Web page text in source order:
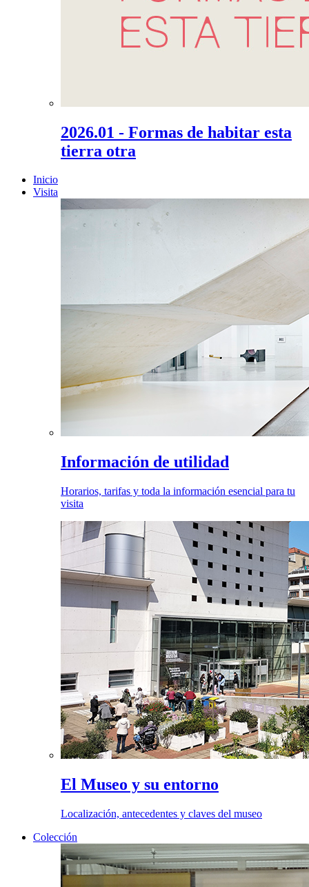
2026.01 - Formas de habitar esta
tierra otra
Inicio
Visita
Información de utilidad
Horarios, tarifas y toda la información esencial para tu
visita
El Museo y su entorno
Localización, antecedentes y claves del museo
Colección